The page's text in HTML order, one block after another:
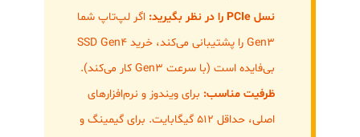
نسل PCIe را در نظر بگیرید:
اگر لپ‌تاپ شما
Gen3 را پشتیبانی می‌کند، خرید SSD Gen4
بی‌فایده است (با سرعت Gen3 کار می‌کند).
ظرفیت مناسب: برای ویندوز و نرم‌افزارهای
اصلی، حداقل ۵۱۲ گیگابایت. برای گیمینگ و